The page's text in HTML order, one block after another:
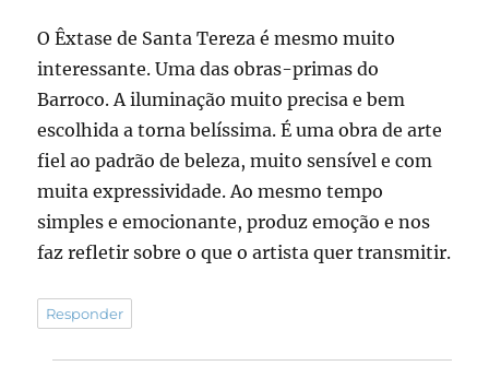
O Êxtase de Santa Tereza é mesmo muito
interessante. Uma das obras-primas do
Barroco. A iluminação muito precisa e bem
escolhida a torna belíssima. É uma obra de arte
fiel ao padrão de beleza, muito sensível e com
muita expressividade. Ao mesmo tempo
simples e emocionante, produz emoção e nos
faz refletir sobre o que o artista quer transmitir.
Responder